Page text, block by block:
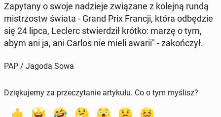
Za­py­ta­ny o swoje na­dzie­je zwią­za­ne z kolejną rundą
mi­strzostw świata - Grand Prix Francji, która od­bę­dzie
się 24 lipca, Leclerc stwier­dził krótko: marzę o tym,
abym ani ja, ani Carlos nie mieli awarii" - za­koń­czył.
PAP / Jagoda Sowa
Dziękujemy za przeczytanie artykułu. Co o tym myślisz?